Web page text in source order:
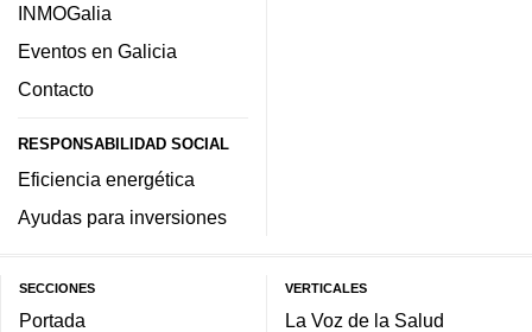
INMOGalia
Eventos en Galicia
Contacto
RESPONSABILIDAD SOCIAL
Eficiencia energética
Ayudas para inversiones
SECCIONES
Portada
VERTICALES
La Voz de la Salud